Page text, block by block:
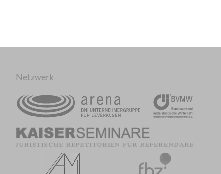
Netzwerk